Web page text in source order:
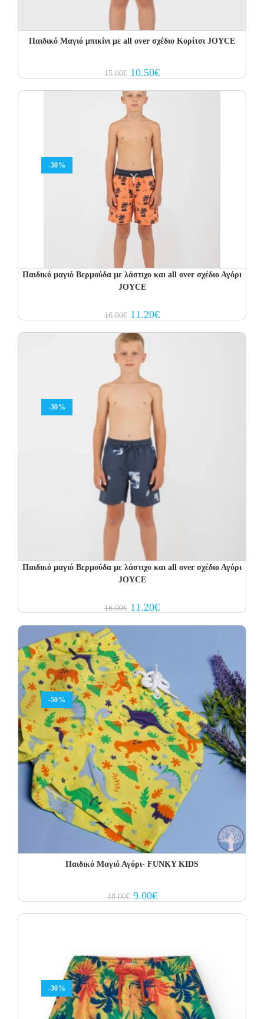
Παιδικό Μαγιό μπικίνι με all over σχέδιο Κορίτσι JOYCE
15.00€ Original
price
15.00€.
10.50€Current
price
-30%
Παιδικό μαγιό Βερμούδα με λάστιχο και all over σχέδιο Αγόρι
JOYCE
16.00€ Original
price
16.00€.
11.20€Current
price
-30%
Παιδικό μαγιό Βερμούδα με λάστιχο και all over σχέδιο Αγόρι
JOYCE
16.00€ Original
price
11.20€Current
price
-50%
Παιδικό Μαγιό Αγόρι- FUNKY KIDS
18.00€ Original
price
9.00€Current
price
-30%